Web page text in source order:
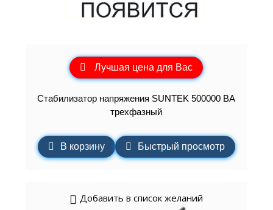
Лучшая цена для Вас
Стабилизатор напряжения SUNTEK 500000 ВА
трехфазный
В корзину Быстрый просмотр
Добавить в список желаний